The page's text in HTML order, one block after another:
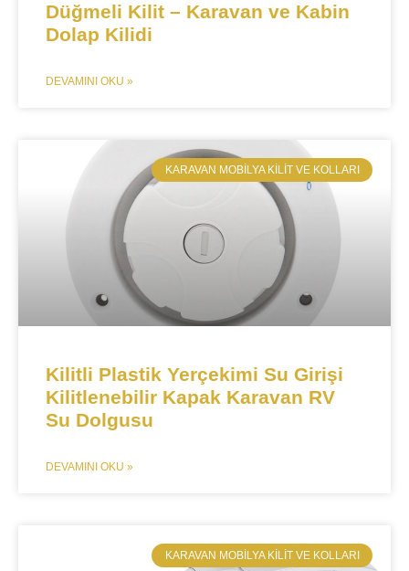
Düğmeli Kilit – Karavan ve Kabin
Dolap Kilidi​​
DEVAMINI OKU »
​KARAVAN MOBILYA KILIT VE KOLLARI
Kilitli Plastik Yerçekimi Su Girişi
Kilitlenebilir Kapak Karavan RV
Su Dolgusu
DEVAMINI OKU »
​KARAVAN MOBILYA KILIT VE KOLLARI